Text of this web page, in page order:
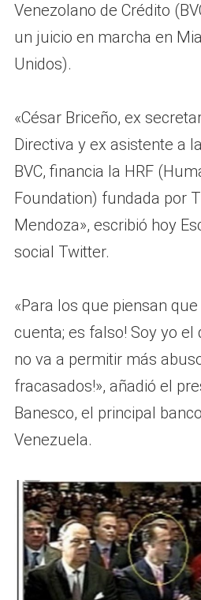
Venezolano de Crédito
un juicio en marcha en
Unidos).
«César Briceño, ex
Directiva y ex asistente a
BVC, financia la HRF
Foundation) fundada por
Mendoza», escribió hoy
social Twitter.
«Para los que piensan
cuenta; es falso! Soy yo el
no va a permitir más
fracasados!», añadió el
Banesco, el principal
Venezuela.